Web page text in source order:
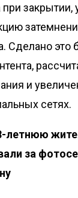
при
Сделано это
и
сетях.
летнюю
за